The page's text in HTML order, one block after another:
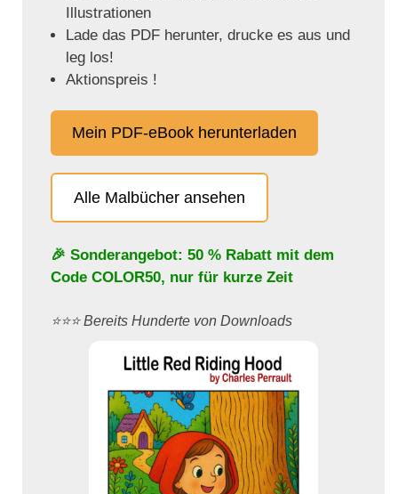
Illustrationen
Lade das PDF herunter, drucke es aus und
leg los!
Aktionspreis !
Mein PDF-eBook herunterladen
Alle Malbücher ansehen
🎉 Sonderangebot: 50 % Rabatt mit dem
Code COLOR50, nur für kurze Zeit
⭐️⭐️⭐️ Bereits Hunderte von Downloads